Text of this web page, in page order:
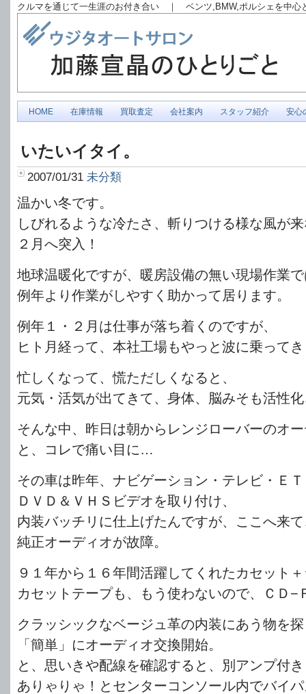
クルマを通じて一生涯のお付き合い ｜ ベンツ,BMW,ポルシェを中
HOME 在庫情報 買取査定 会社案内 スタッフ紹介 安心
いたいイタイ。
2007/01/31 未分類
温かい冬です。
しびれるような冷たさ、斬りつける様な風が
２月へ突入！
地球温暖化ですが、暖房設備の無い現場作業
例年より作業がしやすく助かって居ります。
例年１・２月は仕事が落ち着くのですが、
ヒト月経って、本社工場もやっと波に乗って
忙しくなって、慌ただしくなると、
元気・活気が出てきて、身体、脳みそも活性
そんな中、昨日は朝からレンジローバーのオ
と、コレで痛い目に…
その車は昨年、ナビゲーション・テレビ・Ｅ
ＤＶＤ＆ＶＨＳビデオを取り付け、
内装バッチリに仕上げたんですが、ここへ来
純正オーディオが故障。
９１年から１６年間活躍してくれたカセット
カセットテープも、もう使わないので、ＣＤ−
クラッシックなベージュ革の内装にあう物を
「簡単」にオーディオ交換開始。
と、思いきや配線を確認すると、別アンプ付
ありゃりゃ！とセンターコンソール内でバイ